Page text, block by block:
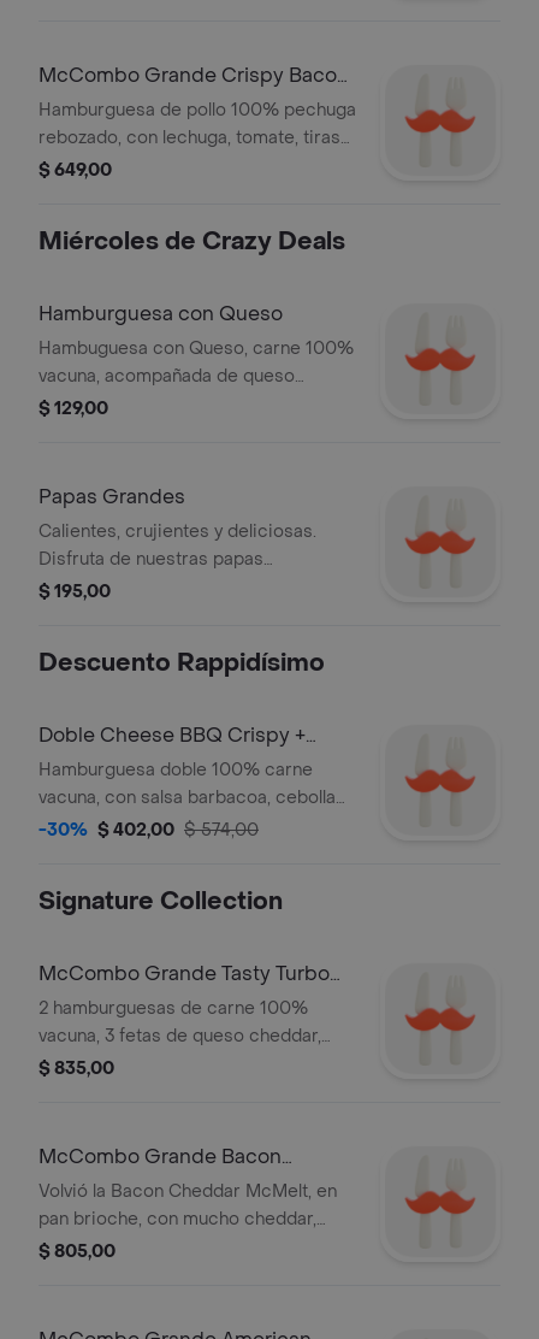
McCombo Grande Crispy Bacon
Ranch
Hamburguesa de pollo 100% pechuga
rebozado, con lechuga, tomate, tiras
de bacon, pan de papa y la nueva
$ 649,00
Miércoles de Crazy Deals
Hamburguesa con Queso
Hambuguesa con Queso, carne 100%
vacuna, acompañada de queso
cheddar, kétchup, mostaza y cebolla.
$ 129,00
Papas Grandes
Calientes, crujientes y deliciosas.
Disfruta de nuestras papas
mundialmente famosas, desde la
$ 195,00
Descuento Rappidísimo
Doble Cheese BBQ Crispy +
Papas Grandes
Hamburguesa doble 100% carne
vacuna, con salsa barbacoa, cebolla
crispy, cebolla hidratada, queso
-30% $ 402,00 $ 574,00
Signature Collection
McCombo Grande Tasty Turbo
Bacon 2 Carnes
2 hamburguesas de carne 100%
vacuna, 3 fetas de queso cheddar,
tomate, lechuga, cebolla, y salsa Tasty,
$ 835,00
McCombo Grande Bacon
Cheddar McMelt 2c
Volvió la Bacon Cheddar McMelt, en
pan brioche, con mucho cheddar,
bacon y cebolla fresca, con 2 carnes
$ 805,00